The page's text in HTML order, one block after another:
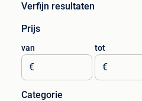
Verfijn resultaten
Prijs
van
€
tot
€
Categorie